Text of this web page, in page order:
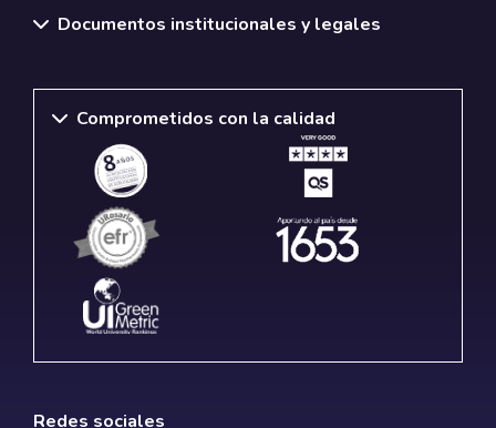
Documentos institucionales y legales
Comprometidos con la calidad
Redes sociales